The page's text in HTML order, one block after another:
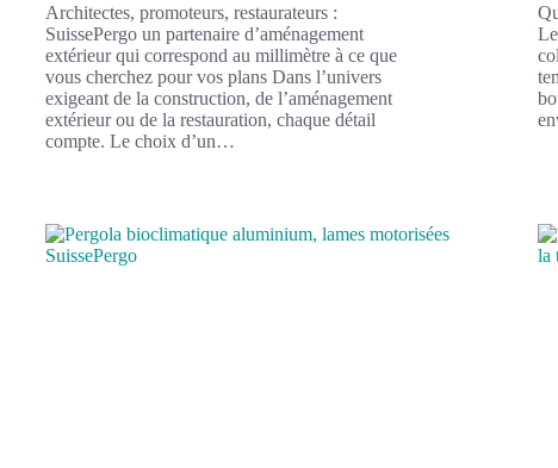
Architectes, promoteurs, restaurateurs :
SuissePergo un partenaire d’aménagement
extérieur qui correspond au millimètre à ce que
vous cherchez pour vos plans Dans l’univers
exigeant de la construction, de l’aménagement
extérieur ou de la restauration, chaque détail
compte. Le choix d’un…